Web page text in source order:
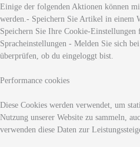
Einige der folgenden Aktionen können
werden.- Speichern Sie Artikel in einem
Speichern Sie Ihre Cookie-Einstellungen
Spracheinstellungen - Melden Sie sich
überprüfen, ob du eingeloggt bist.
Performance cookies
Diese Cookies werden verwendet, um
Nutzung unserer Website zu sammeln,
verwenden diese Daten zur